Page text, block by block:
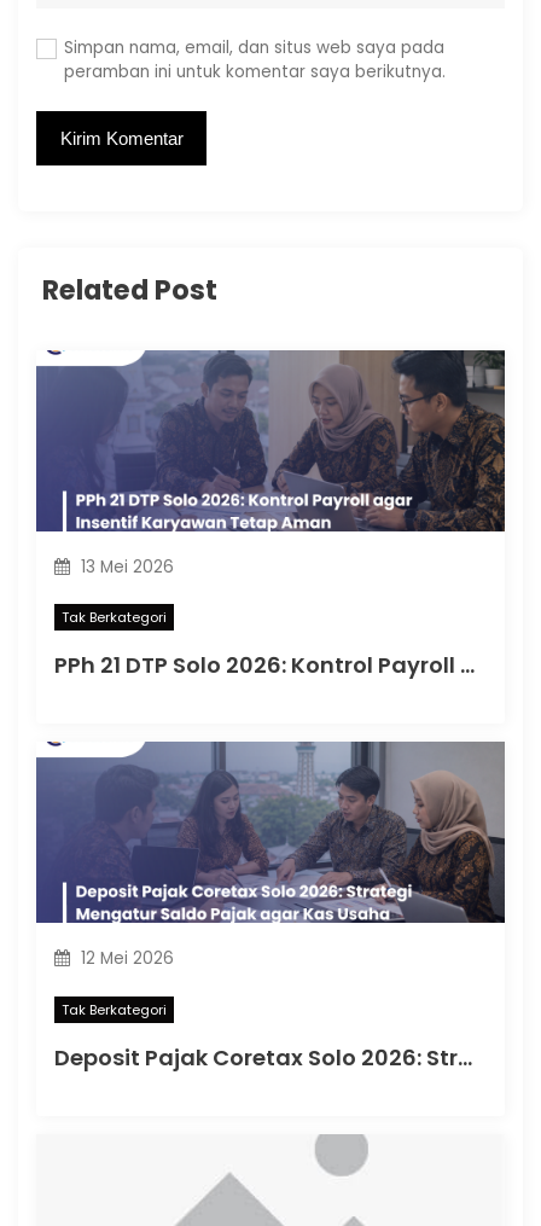
Simpan nama, email, dan situs web saya pada
peramban ini untuk komentar saya berikutnya.
Related Post
13 Mei 2026
Tak Berkategori
PPh 21 DTP Solo 2026: Kontrol Payroll agar Insentif Karyawan Tetap Aman
12 Mei 2026
Tak Berkategori
Deposit Pajak Coretax Solo 2026: Strategi Mengatur Saldo Pajak agar Kas Usaha Tetap Aman